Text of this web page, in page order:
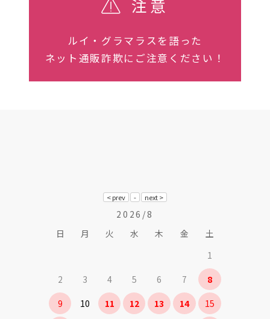
注意
ルイ・グラマラスを語った
ネット通販詐欺にご注意ください！
2026/8
日
月 火 水 木 金
土
1
2
3 4 5 6 7
8
9
10 11 12 13 14
15